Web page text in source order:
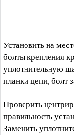
Установить на
болты крепления
уплотнительную
планки цепи, болт
Проверить
правильность
Заменить